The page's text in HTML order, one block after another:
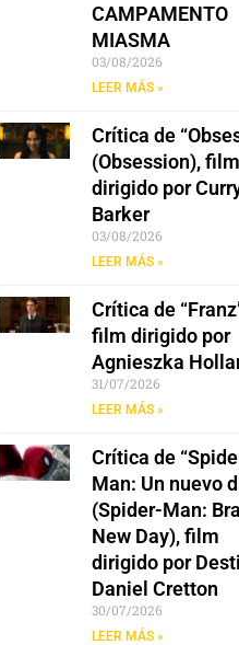
CAMPAMENTO
MIASMA
03/08/2026
LEER MÁS »
Crítica de
(Obsession), film
dirigido por
Barker
03/08/2026
LEER MÁS »
Crítica de
film dirigido por
Agnieszka
31/07/2026
LEER MÁS »
Crítica de
Man: Un nuevo
(Spider-Man:
New Day), film
dirigido por
Daniel Cretton
30/07/2026
LEER MÁS »